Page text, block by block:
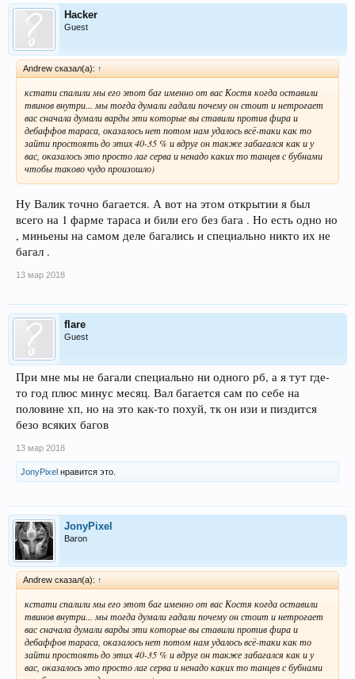
Hacker
Guest
Andrew сказал(а): ↑
кстати спалили мы его этот баг именно от вас Костя когда оставили
твинов внутри... мы тогда думали гадали почему он стоит и нетрогает
вас сначала думали варды эти которые вы ставили против фира и
дебаффов тараса, оказалось нет потом нам удалось всё-таки как то
зайти простоять до этих 40-35 % и вдруг он также забагался как и у
вас, оказалось это просто лаг серва и ненадо каких то танцев с бубнами
чтобы таково чудо произошло)
Ну Валик точно багается. А вот на этом открытии я был
всего на 1 фарме тараса и били его без бага . Но есть одно но
, миньены на самом деле багались и специально никто их не
багал .
13 мар 2018
flare
Guest
При мне мы не багали специально ни одного рб, а я тут где-
то год плюс минус месяц. Вал багается сам по себе на
половине хп, но на это как-то похуй, тк он изи и пиздится
безо всяких багов
13 мар 2018
JonyPixel нравится это.
JonyPixel
Baron
Andrew сказал(а): ↑
кстати спалили мы его этот баг именно от вас Костя когда оставили
твинов внутри... мы тогда думали гадали почему он стоит и нетрогает
вас сначала думали варды эти которые вы ставили против фира и
дебаффов тараса, оказалось нет потом нам удалось всё-таки как то
зайти простоять до этих 40-35 % и вдруг он также забагался как и у
вас, оказалось это просто лаг серва и ненадо каких то танцев с бубнами